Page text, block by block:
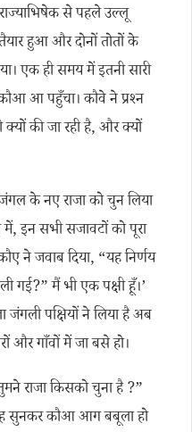
से पहले उल्लू
हुआ और दोनों तोतों के
एक ही समय में इतनी सारी
आ पहुँचा। कौवे ने प्रश्न
की जा रही है, और क्यों
के नए राजा को चुन लिया
इन सभी सजावटों को पूरा
ने जवाब दिया, “यह निर्णय
गई?” मैं भी एक पक्षी हूँ।’
जंगली पक्षियों ने लिया है अब
और गाँवों में जा बसे हो।
राजा किसको चुना है ?”
सुनकर कौआ आग बबूला हो